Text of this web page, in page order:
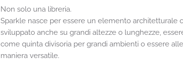
Non solo una libreria.
Sparkle nasce per essere un elemento architetturale
sviluppato anche su grandi altezze o lunghezze,
come quinta divisoria per grandi ambienti o essere
maniera versatile.